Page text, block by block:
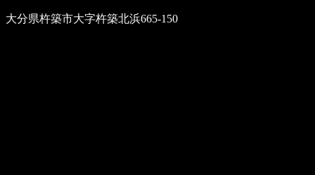
大分県杵築市大字杵築北浜665-150